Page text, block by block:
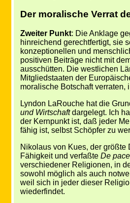
Der moralische Verrat
Zweiter Punkt: Die Anklage
hinreichend gerechtfertigt, sie
konzeptionellen und
positiven Beiträge nicht mit
ausschütten. Die westlichen
Mitgliedstaaten der
moralische Botschaft
Lyndon LaRouche hat die
und Wirtschaftdargelegt. Ich
der Kernpunkt ist, daß jeder
fähig ist, selbst Schöpfer zu
Nikolaus von Kues, der
Fähigkeit und verfaßte De
verschiedener Religionen, in
sowohl möglich als auch
weil sich in jeder dieser
wiederfindet.